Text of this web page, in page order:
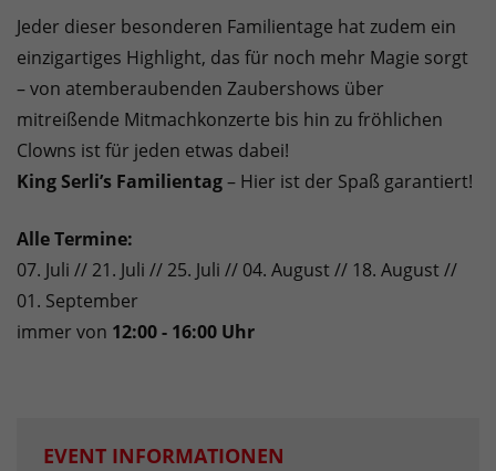
Jeder dieser besonderen Familientage hat zudem ein
einzigartiges Highlight, das für noch mehr Magie sorgt
– von atemberaubenden Zaubershows über
mitreißende Mitmachkonzerte bis hin zu fröhlichen
Clowns ist für jeden etwas dabei!
King Serli’s Familientag– Hier ist der Spaß garantiert!
Alle Termine:
07. Juli // 21. Juli // 25. Juli // 04. August // 18. August //
01. September
immer von 12:00 - 16:00 Uhr
EVENT INFORMATIONEN